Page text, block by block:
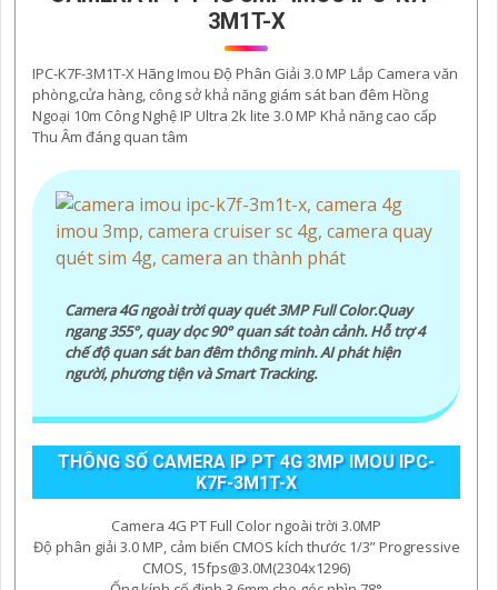
3M1T-X
IPC-K7F-3M1T-X Hãng Imou Độ Phân Giải 3.0 MP Lắp Camera văn
phòng,cửa hàng, công sở khả năng giám sát ban đêm Hồng
Ngoại 10m Công Nghệ IP Ultra 2k lite 3.0 MP Khả năng cao cấp
Thu Âm đáng quan tâm
Camera 4G ngoài trời quay quét 3MP Full Color.Quay
ngang 355°, quay dọc 90° quan sát toàn cảnh. Hỗ trợ 4
chế độ quan sát ban đêm thông minh. AI phát hiện
người, phương tiện và Smart Tracking.
THÔNG SỐ CAMERA IP PT 4G 3MP IMOU IPC-
K7F-3M1T-X
Camera 4G PT Full Color ngoài trời 3.0MP
Độ phân giải 3.0 MP, cảm biến CMOS kích thước 1/3” Progressive
CMOS, 15fps@3.0M(2304x1296)